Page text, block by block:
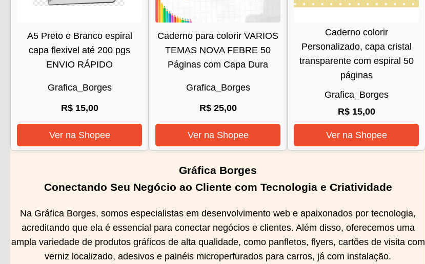
A5 Preto e Branco espiral
capa flexivel até 200 pgs
ENVIO RÁPIDO
Grafica_Borges
R$ 15,00
Ver na Shopee
Caderno para colorir VARIOS
TEMAS NOVA FEBRE 50
Páginas com Capa Dura
Grafica_Borges
R$ 25,00
Ver na Shopee
Caderno colorir
Personalizado, capa cristal
transparente com espiral 50
páginas
Grafica_Borges
R$ 15,00
Ver na Shopee
Gráfica Borges
Conectando Seu Negócio ao Cliente com Tecnologia e Criatividade
Na Gráfica Borges, somos especialistas em desenvolvimento web e apaixonados por tecnologia,
acreditando que ela é essencial para conectar negócios e clientes. Além disso, oferecemos uma
ampla variedade de produtos gráficos de alta qualidade, como panfletos, flyers, cartões de visita com
verniz localizado, adesivos e painéis microperfurados para carros, já com instalação.